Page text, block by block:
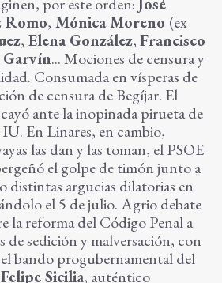
por este orden:José
Romo, Mónica Moreno (ex
, Elena González,Francisco
... Mociones de censura y
Consumada en vísperas de
de censura de Begíjar. El
ante la inopinada pirueta de
En Linares, en cambio,
las dan y las toman, el PSOE
el golpe de timón junto a
distintas argucias dilatorias en
el 5 de julio. Agrio debate
la reforma del Código Penal a
sedición y malversación, con
bando progubernamental del
Felipe Sicilia, auténtico